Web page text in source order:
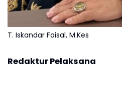
T. Iskandar Faisal, M.Kes
Redaktur Pelaksana